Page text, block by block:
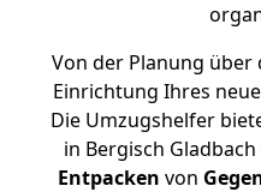
Von der Planung
Einrichtung Ihres
Die Umzugshelfer
in Bergisch Gladbach
Entpacken von